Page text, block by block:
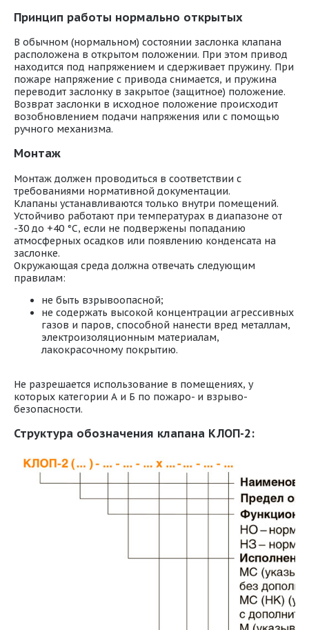
Принцип работы нормально открытых
В обычном (нормальном) состоянии заслонка клапана
расположена в открытом положении. При этом привод
находится под напряжением и сдерживает пружину. При
пожаре напряжение с привода снимается, и пружина
переводит заслонку в закрытое (защитное) положение.
Возврат заслонки в исходное положение происходит
возобновлением подачи напряжения или с помощью
ручного механизма.
Монтаж
Монтаж должен проводиться в соответствии с
требованиями нормативной документации.
Клапаны устанавливаются только внутри помещений.
Устойчиво работают при температурах в диапазоне от
-30 до +40 °С, если не подвержены попаданию
атмосферных осадков или появлению конденсата на
заслонке.
Окружающая среда должна отвечать следующим
правилам:
не быть взрывоопасной;
не содержать высокой концентрации агрессивных
газов и паров, способной нанести вред металлам,
электроизоляционным материалам,
лакокрасочному покрытию.
Не разрешается использование в помещениях, у
которых категории А и Б по пожаро- и взрыво-
безопасности.
Структура обозначения клапана КЛОП-2: